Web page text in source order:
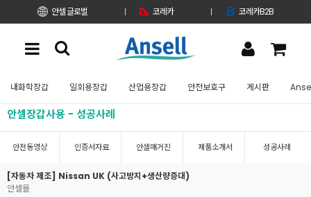
안셀 글로벌 코레카 코레카B2B
내화학장갑 일회용장갑 산업용장갑 안전보호구 게시판
안셀장갑사용 - 성공사례
안전동영상 인증서자료 안셀매거진 제품소개서 성공사례
[자동차 제조] Nissan UK (사고방지+생산량증대)
안셀몰